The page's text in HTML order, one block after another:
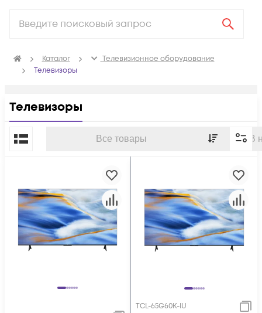
Каталог
Телевизионное оборудование
Телевизоры
Телевизоры
Все товары В
По популярности
TCL-65G60K-IU